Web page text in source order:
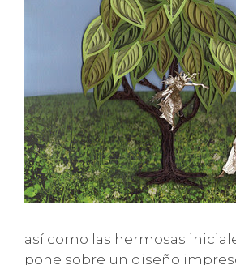
así como las hermosas
pone sobre un diseño